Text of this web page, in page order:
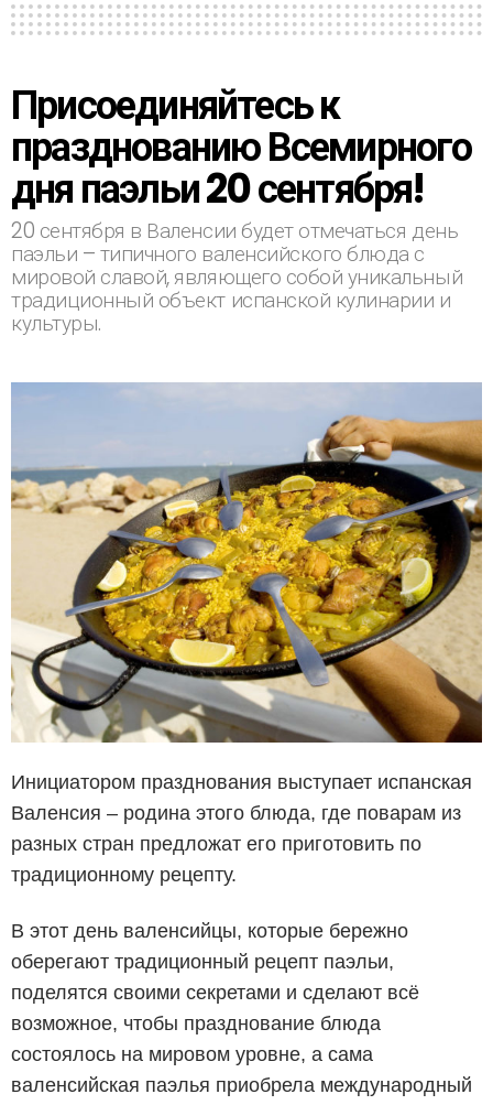
Присоединяйтесь к
празднованию Всемирного
дня паэльи 20 сентября!
20 сентября в Валенсии будет отмечаться день
паэльи – типичного валенсийского блюда с
мировой славой, являющего собой уникальный
традиционный объект испанской кулинарии и
культуры.
Инициатором празднования выступает испанская
Валенсия – родина этого блюда, где поварам из
разных стран предложат его приготовить по
традиционному рецепту.
В этот день валенсийцы, которые бережно
оберегают традиционный рецепт паэльи,
поделятся своими секретами и сделают всё
возможное, чтобы празднование блюда
состоялось на мировом уровне, а сама
валенсийская паэлья приобрела международный